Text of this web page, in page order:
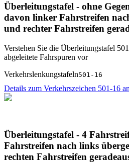
Überleitungstafel - ohne
davon linker Fahrstreifen
und rechter Fahrstreifen
Verstehen Sie die Überleitungstafel
abgeleitete Fahrspuren vor
Verkehrslenkungstafeln501-16
Details zum Verkehrszeichen 501-16
Überleitungstafel - 4
Fahrstreifen nach links
rechten Fahrstreifen